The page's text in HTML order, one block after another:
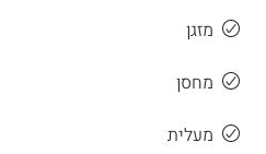
מזגן
מחסן
מעלית